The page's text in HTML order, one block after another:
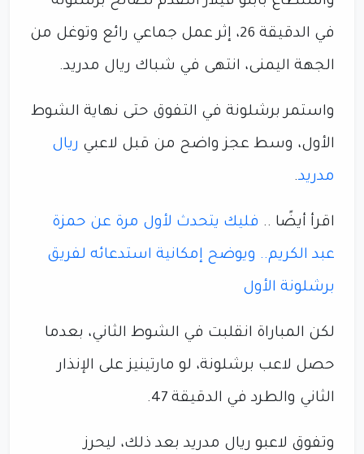
في الدقيقة 26، إثر عمل جماعي رائع وتوغل من
الجهة اليمنى، انتهى في شباك ريال مدريد.
واستمر برشلونة في التفوق حتى نهاية الشوط
الأول، وسط عجز واضح من قبل لاعبي ريال
مدريد.
اقرأ أيضًا .. فليك يتحدث لأول مرة عن حمزة
عبد الكريم.. ويوضح إمكانية استدعائه لفريق
برشلونة الأول
لكن المباراة انقلبت في الشوط الثاني، بعدما
حصل لاعب برشلونة، لو مارتينيز على الإنذار
الثاني والطرد في الدقيقة 47.
وتفوق لاعبو ريال مدريد بعد ذلك، ليحرز